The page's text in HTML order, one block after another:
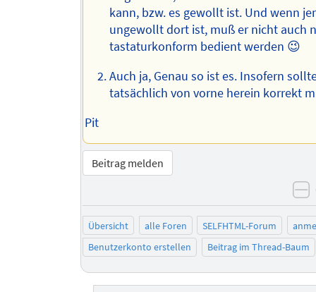
kann, bzw. es gewollt ist. Und wenn
ungewollt dort ist, muß er nicht auch
tastaturkonform bedient werden 😉
Auch ja, Genau so ist es. Insofern
tatsächlich von vorne herein korrekt
Pit
Beitrag melden
Übersicht alle Foren SELFHTML-Forum
Benutzerkonto erstellen
Beitrag im Thread-Baum